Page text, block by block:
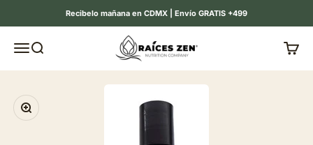
Recibelo mañana en CDMX | Envío GRATIS +499
MenúBuscar Raíces Zen Carrito
Zoom